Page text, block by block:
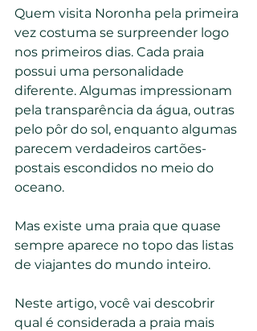
Quem visita Noronha pela primeira
vez costuma se surpreender logo
nos primeiros dias. Cada praia
possui uma personalidade
diferente. Algumas impressionam
pela transparência da água, outras
pelo pôr do sol, enquanto algumas
parecem verdadeiros cartões-
postais escondidos no meio do
oceano.
Mas existe uma praia que quase
sempre aparece no topo das listas
de viajantes do mundo inteiro.
Neste artigo, você vai descobrir
qual é considerada a praia mais